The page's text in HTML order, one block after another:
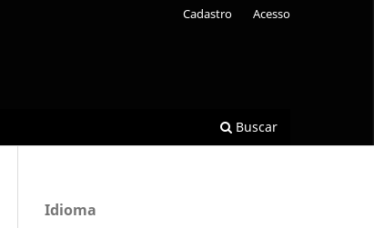
Buscar
Cadastro Acesso
Idioma